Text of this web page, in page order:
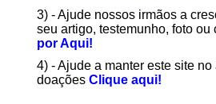
3) - Ajude nossos irmãos a
seu artigo, testemunho, foto ou
por Aqui!
4) - Ajude a manter este site no
doações Clique aqui!